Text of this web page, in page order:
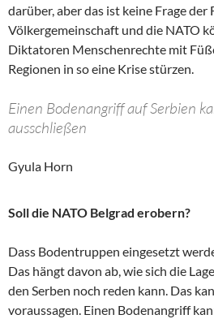
darüber, aber das ist keine Frage der
Völkergemeinschaft und die NATO
Diktatoren Menschenrechte mit
Regionen in so eine Krise stürzen.
Einen Bodenangriff auf Serbien
ausschließen
Gyula Horn
Soll die NATO Belgrad erobern?
Dass Bodentruppen eingesetzt
Das hängt davon ab, wie sich die
den Serben noch reden kann. Das
voraussagen. Einen Bodenangriff